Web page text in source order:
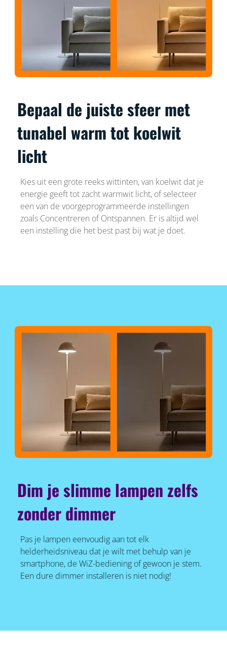
Bepaal de juiste sfeer met
tunabel warm tot koelwit
licht
Kies uit een grote reeks wittinten, van koelwit dat je
energie geeft tot zacht warmwit licht, of selecteer
een van de voorgeprogrammeerde instellingen
zoals Concentreren of Ontspannen. Er is altijd wel
een instelling die het best past bij wat je doet.
Dim je slimme lampen zelfs
zonder dimmer
Pas je lampen eenvoudig aan tot elk
helderheidsniveau dat je wilt met behulp van je
smartphone, de WiZ-bediening of gewoon je stem.
Een dure dimmer installeren is niet nodig!